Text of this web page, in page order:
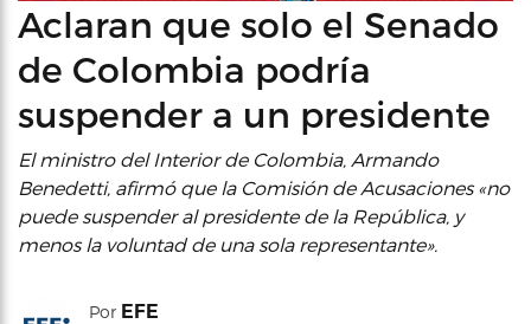
Aclaran que solo el Senado
de Colombia podría
suspender a un presidente
El ministro del Interior de Colombia, Armando
Benedetti, afirmó que la Comisión de Acusaciones «no
puede suspender al presidente de la República, y
menos la voluntad de una sola representante».
Por EFE